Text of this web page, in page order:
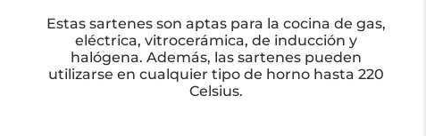
Estas sartenes son aptas para la cocina de gas,
eléctrica, vitrocerámica, de inducción y
halógena. Además, las sartenes pueden
utilizarse en cualquier tipo de horno hasta 220
Celsius.